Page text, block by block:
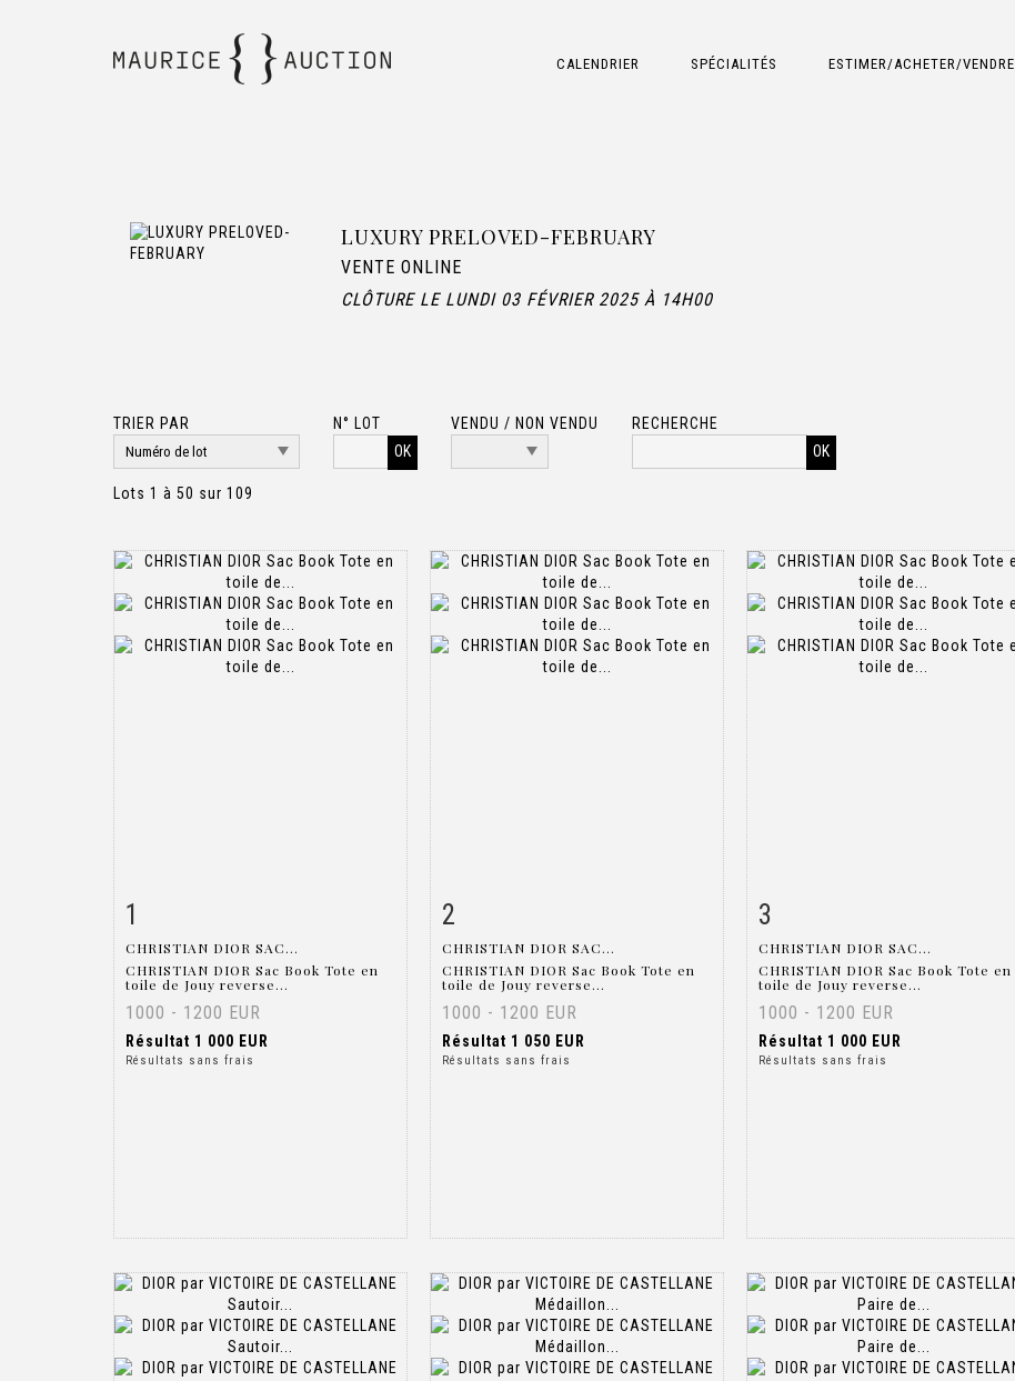
CALENDRIER SPÉCIALITÉS ESTIMER/ACHETER/VENDRE
LUXURY PRELOVED-FEBRUARY
VENTE ONLINE
CLÔTURE LE LUNDI 03 FÉVRIER 2025 À 14H00
TRIER PAR
N° LOT
OK
VENDU / NON VENDU RECHERCHE
Lots 1 à 50 sur 109
1
CHRISTIAN DIOR SAC...
CHRISTIAN DIOR Sac Book Tote en
toile de Jouy reverse...
1000 - 1200 EUR
Résultat 1 000 EUR
Résultats sans frais
2
CHRISTIAN DIOR SAC...
CHRISTIAN DIOR Sac Book Tote en
toile de Jouy reverse...
1000 - 1200 EUR
Résultat 1 050 EUR
Résultats sans frais
3
CHRISTIAN DIOR SAC...
CHRISTIAN DIOR Sac Book Tote en
toile de Jouy reverse...
1000 - 1200 EUR
Résultat 1 000 EUR
Résultats sans frais